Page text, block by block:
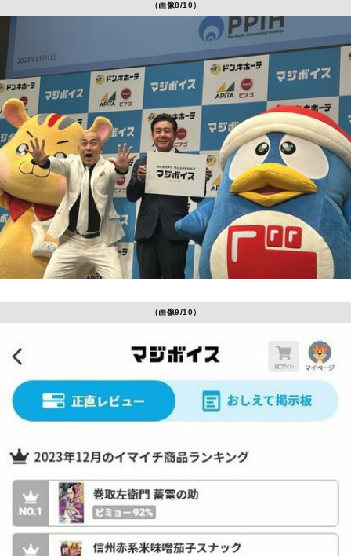
（画像8/10）
（画像9/10）